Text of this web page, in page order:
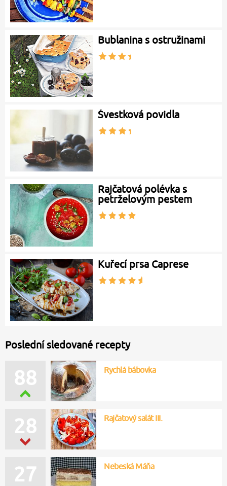
Bublanina s ostružinami
Švestková povidla
Rajčatová polévka s
petrželovým pestem
Kuřecí prsa Caprese
Poslední sledované recepty
88 Rychlá bábovka
28 Rajčatový salát III.
27 Nebeská Máňa